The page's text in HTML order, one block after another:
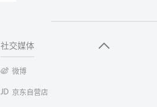
社交媒体
微博
京东自营店